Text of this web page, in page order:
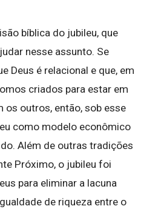
bíblica do jubileu, que
nesse assunto. Se
Deus é relacional e que, em
criados para estar em
os outros, então, sob esse
como modelo econômico
Além de outras tradições
Próximo, o jubileu foi
para eliminar a lacuna
de riqueza entre o